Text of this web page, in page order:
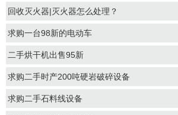
回收灭火器|灭火器怎么处理？
求购一台98新的电动车
二手烘干机出售95新
求购二手时产200吨硬岩破碎设备
求购二手石料线设备